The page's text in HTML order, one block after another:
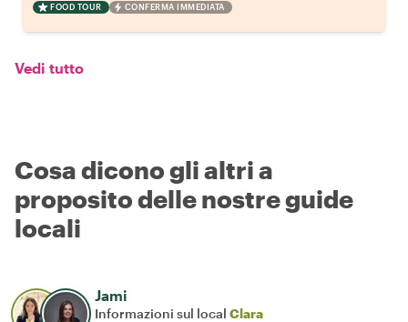
FOOD TOUR CONFERMA IMMEDIATA
Vedi tutto
Cosa dicono gli altri a
proposito delle nostre guide
locali
Jami
Informazioni sul local Clara